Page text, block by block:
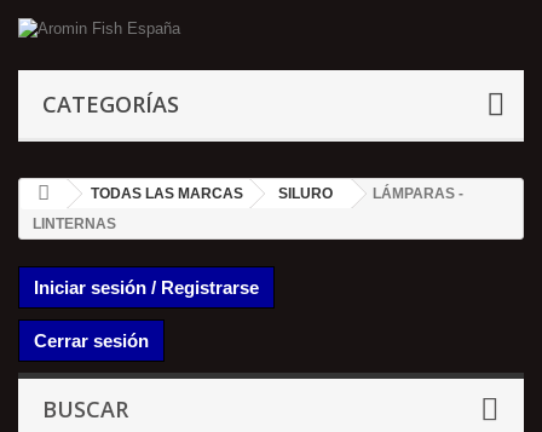
CATEGORÍAS
TODAS LAS MARCAS SILURO
LÁMPARAS -
LINTERNAS
Iniciar sesión / Registrarse
Cerrar sesión
BUSCAR